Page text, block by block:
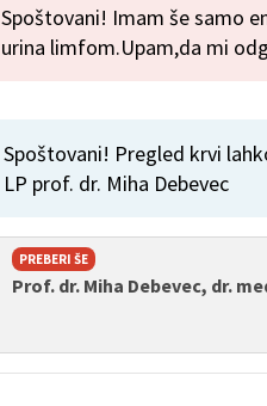
Spoštovani! Imam še samo
urina limfom.Upam,da mi
Spoštovani! Pregled krvi
LP prof. dr. Miha Debevec
PREBERI ŠE
Prof. dr. Miha Debevec, dr.